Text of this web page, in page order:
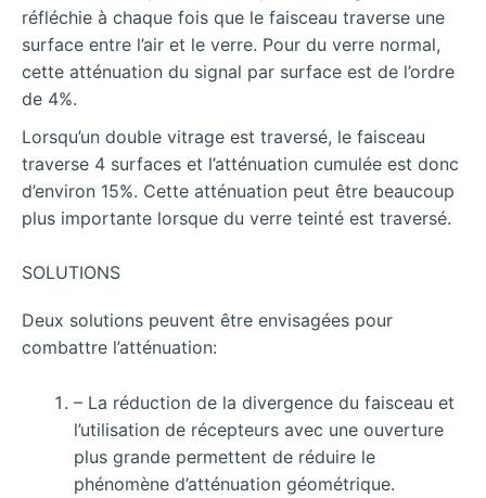
réfléchie à chaque fois que le faisceau traverse une
surface entre l’air et le verre. Pour du verre normal,
cette atténuation du signal par surface est de l’ordre
de 4%.
Lorsqu’un double vitrage est traversé, le faisceau
traverse 4 surfaces et l’atténuation cumulée est donc
d’environ 15%. Cette atténuation peut être beaucoup
plus importante lorsque du verre teinté est traversé.
SOLUTIONS
Deux solutions peuvent être envisagées pour
combattre l’atténuation:
– La réduction de la divergence du faisceau et
l’utilisation de récepteurs avec une ouverture
plus grande permettent de réduire le
phénomène d’atténuation géométrique.